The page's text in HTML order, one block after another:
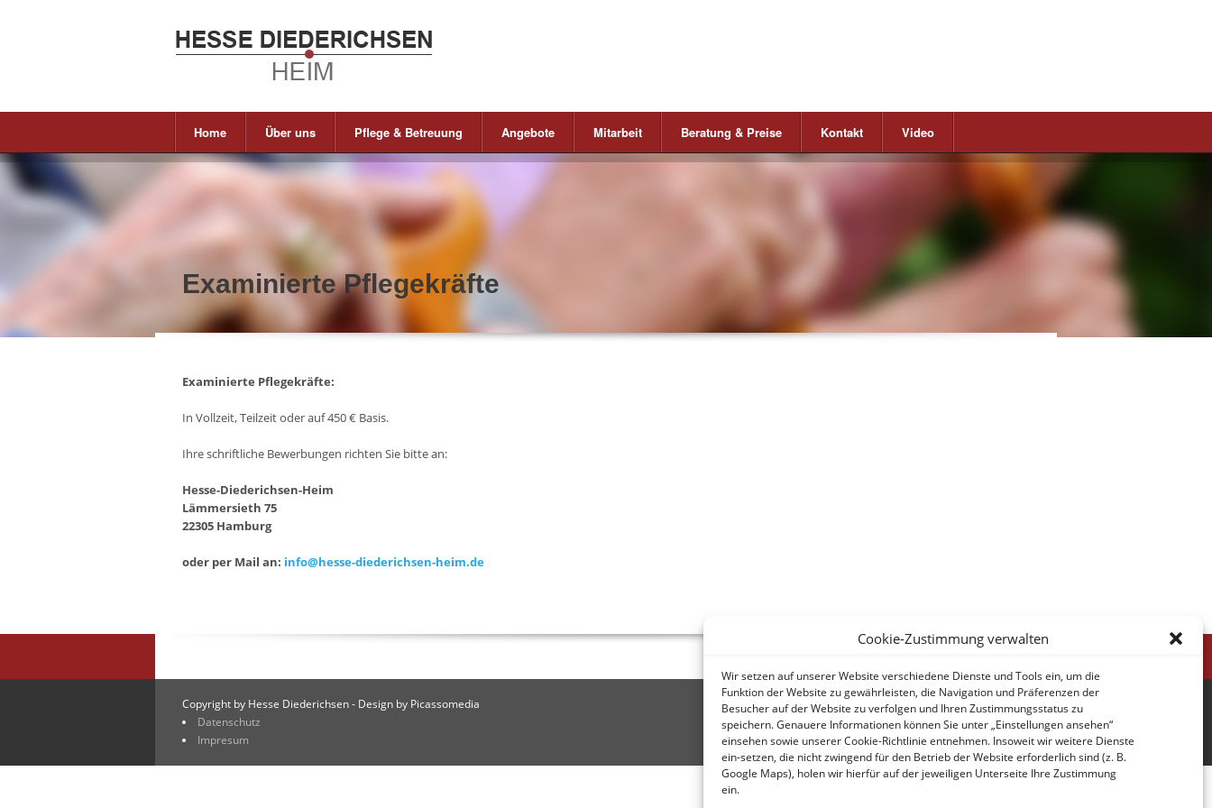
Cookie-Zustimmung verwalten
Wir setzen auf unserer Website verschiedene Dienste und Tools ein, um die
Funktion der Website zu gewährleisten, die Navigation und Präferenzen der
Besucher auf der Website zu verfolgen und Ihren Zustimmungsstatus zu
speichern. Genauere Informationen können Sie unter „Einstellungen ansehen“
einsehen sowie unserer Cookie-Richtlinie entnehmen. Insoweit wir weitere Dienste
ein-setzen, die nicht zwingend für den Betrieb der Website erforderlich sind (z. B.
Google Maps), holen wir hierfür auf der jeweiligen Unterseite Ihre Zustimmung
ein.
Home Über uns Pflege & Betreuung Angebote Mitarbeit Beratung & Preise Kontakt Video
Examinierte Pflegekräfte
Examinierte Pflegekräfte:
In Vollzeit, Teilzeit oder auf 450 € Basis.
Ihre schriftliche Bewerbungen richten Sie bitte an:
Hesse-Diederichsen-Heim
Lämmersieth 75
22305 Hamburg
oder per Mail an: info@hesse-diederichsen-heim.de
Copyright by Hesse Diederichsen - Design by Picassomedia
Datenschutz
Impresum